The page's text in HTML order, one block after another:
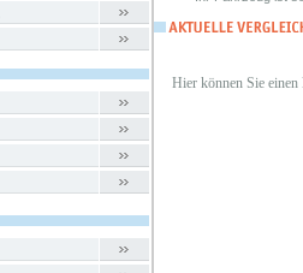
Hier können Sie